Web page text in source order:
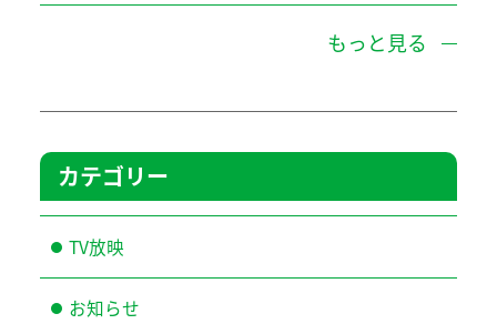
もっと見る
カテゴリー
TV放映
お知らせ